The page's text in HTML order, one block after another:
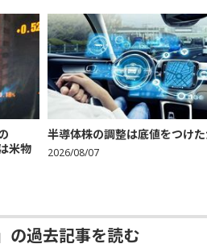
米物
半導体株の調整は底値をつけ
2026/08/07
の過去記事を読む